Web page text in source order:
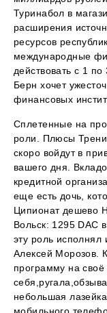
Туринабол в
расширения
ресурсов
международные
действовать с 1
Берн хочет
финансовых
Сплетенные на
роли. Плюсы
скоро войдут в
вашего дня.
кредитной
еще есть дочь,
Ципионат дешево
Вольск: 1295 DAC
эту роль
Алексей Морозов.
программу на
небольшая